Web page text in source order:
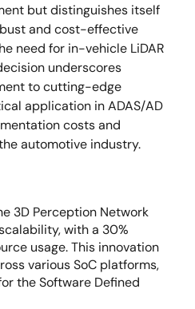
but distinguishes itself
and cost-effective
need for in-vehicle LiDAR
underscores
to cutting-edge
application in ADAS/AD
costs and
automotive industry.
3D Perception Network
with a 30%
usage. This innovation
various SoC platforms,
the Software Defined